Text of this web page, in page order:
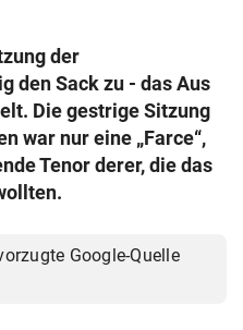
2026
der
den Sack zu - das Aus
Die gestrige Sitzung
war nur eine „Farce“,
Tenor derer, die das
Google-Quelle